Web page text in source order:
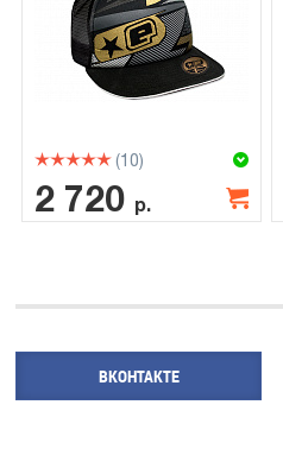
(10)
2 720 р.
ВКОНТАКТЕ